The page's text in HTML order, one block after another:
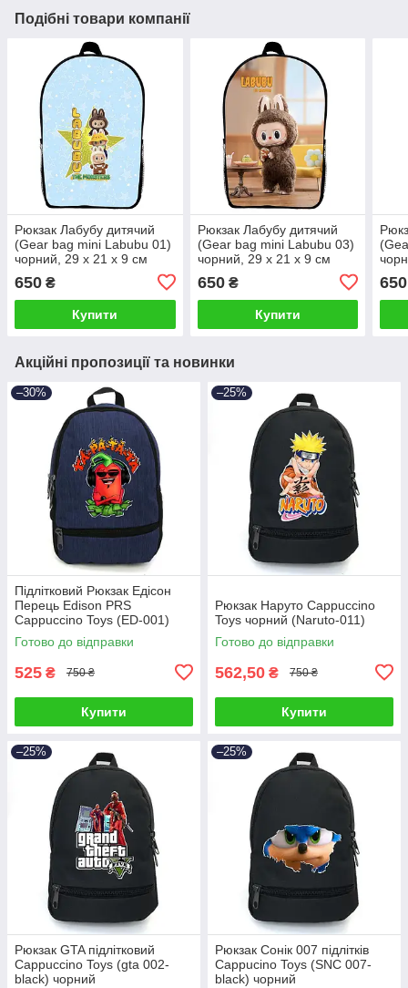
Подібні товари компанії
Рюкзак Лабубу дитячий
(Gear bag mini Labubu 01)
чорний, 29 х 21 х 9 см
650 ₴
Купити
Рюкзак Лабубу дитячий
(Gear bag mini Labubu 03)
чорний, 29 х 21 х 9 см
650₴
Купити
650
Акційні пропозиції та новинки
–30%
Підлітковий Рюкзак Едісон
Перець Edison PRS
Cappuccino Toys (ED-001)
синій
Готово до відправки
525 ₴ 750 ₴
Купити
–25%
Рюкзак Наруто Cappuccino
Toys чорний (Naruto-011)
Готово до відправки
562,50 ₴ 750 ₴
Купити
–25%
Рюкзак GTA підлітковий
Cappuccino Toys (gta 002-
black) чорний
–25%
Рюкзак Сонік 007 підлітків
Cappucino Toys (SNC 007-
black) чорний